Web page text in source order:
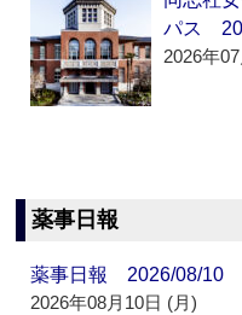
パス
2026年
薬事日報
薬事日報 2026/08/10
2026年08月10日 (月)